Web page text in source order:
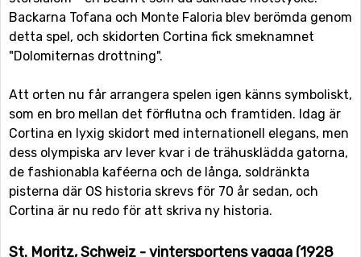
Backarna Tofana och Monte Faloria blev berömda genom
detta spel, och skidorten Cortina fick smeknamnet
"Dolomiternas drottning".
Att orten nu får arrangera spelen igen känns symboliskt,
som en bro mellan det förflutna och framtiden. Idag är
Cortina en lyxig skidort med internationell elegans, men
dess olympiska arv lever kvar i de trähusklädda gatorna,
de fashionabla kaféerna och de långa, soldränkta
pisterna där OS historia skrevs för 70 år sedan, och
Cortina är nu redo för att skriva ny historia.
St. Moritz, Schweiz - vintersportens vagga (1928